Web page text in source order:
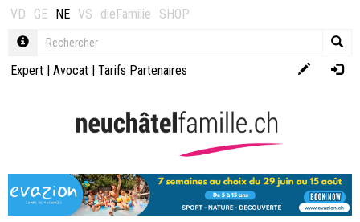
VD GE NE VS dieFamilie SHOP
Expert | Avocat | Tarifs Partenaires